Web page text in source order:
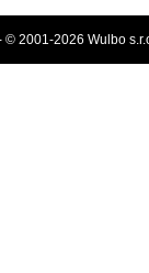
© 2001-2026 Wulbo